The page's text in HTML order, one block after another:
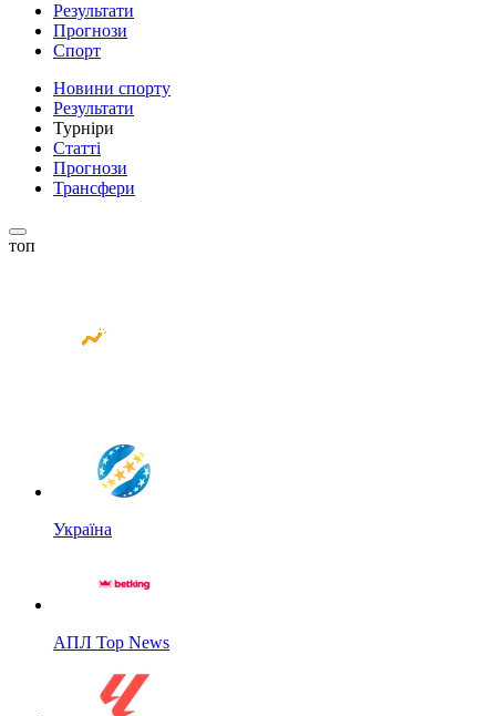
Результати
Прогнози
Спорт
Новини спорту
Результати
Турніри
Статті
Прогнози
Трансфери
топ
Україна
АПЛ Top News